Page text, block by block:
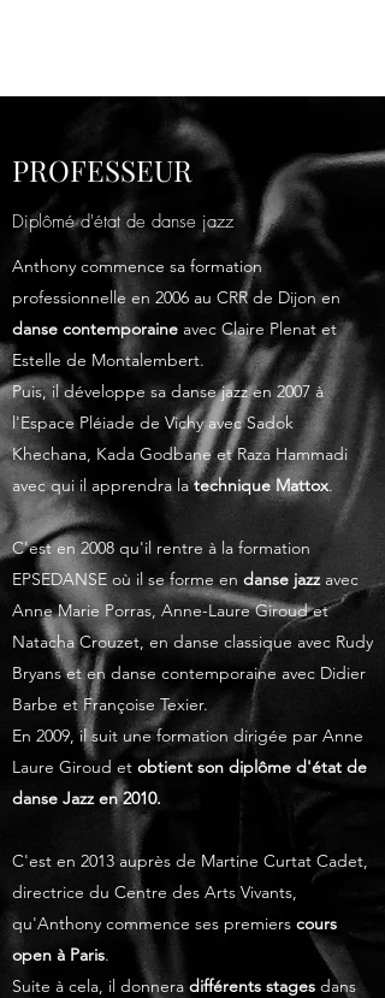
PROFESSEUR
Diplômé d'état de danse jazz
Anthony commence sa formation
professionnelle en 2006 au CRR de Dijon en
danse contemporaine avec Claire Plenat et
Estelle de Montalembert.
Puis, il développe sa danse jazz en 2007 à
l'Espace Pléiade de Vichy avec Sadok
Khechana, Kada Godbane et Raza Hammadi
avec qui il apprendra latechnique Mattox.
C'est en 2008 qu'il rentre à la formation
EPSEDANSE où il se forme en danse jazzavec
Anne Marie Porras, Anne-Laure Giroud et
Natacha Crouzet, en danse classique avec Rudy
Bryans et en danse contemporaine avec Didier
Barbe et Françoise Texier.
En 2009, il suit une formation dirigée par Anne
Laure Giroud et obtient son diplôme d'état de
danse Jazz en 2010.
C'est en 2013 auprès de Martine Curtat Cadet,
directrice du Centre des Arts Vivants,
qu'Anthony commence ses premiers cours
open à Paris.
Suite à cela, il donnera différents stages dans